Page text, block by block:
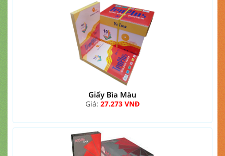
Giấy Bìa Màu
Giá: 27.273 VNĐ